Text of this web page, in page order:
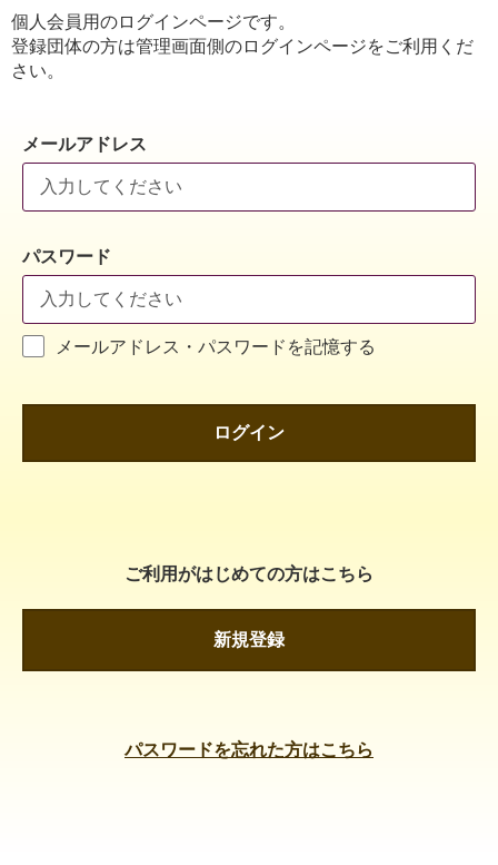
個人会員用のログインページです。
登録団体の方は管理画面側のログインページをご利用くだ
さい。
メールアドレス
パスワード
メールアドレス・パスワードを記憶する
ログイン
ご利用がはじめての方はこちら
新規登録
パスワードを忘れた方はこちら